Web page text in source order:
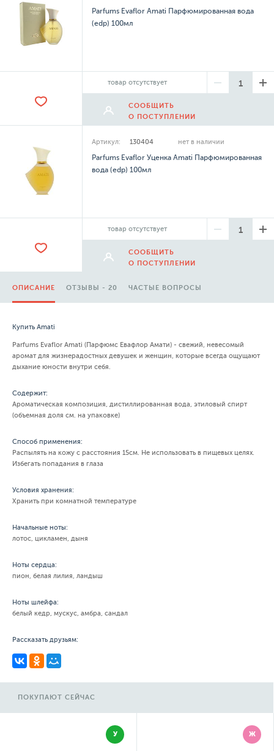
Parfums Evaflor Amati Парфюмированная вода
(edp) 100мл
товар отсутствует
СООБЩИТЬ
О ПОСТУПЛЕНИИ
Артикул: 130404 нет в наличии
Parfums Evaflor Уценка Amati Парфюмированная
вода (edp) 100мл
товар отсутствует
СООБЩИТЬ
О ПОСТУПЛЕНИИ
ОПИСАНИЕ ОТЗЫВЫ - 20 ЧАСТЫЕ ВОПРОСЫ
Купить Amati
Parfums Evaflor Amati (Парфюмс Евафлор Амати) - свежий, невесомый
аромат для жизнерадостных девушек и женщин, которые всегда ощущают
дыхание юности внутри себя.
Содержит:
Ароматическая композиция, дистиллированная вода, этиловый спирт
(объемная доля см. на упаковке)
Способ применения:
Распылять на кожу с расстояния 15см. Не использовать в пищевых целях.
Избегать попадания в глаза
Условия хранения:
Хранить при комнатной температуре
Начальные ноты:
лотос, цикламен, дыня
Ноты сердца:
пион, белая лилия, ландыш
Ноты шлейфа:
белый кедр, мускус, амбра, сандал
Рассказать друзьям:
ПОКУПАЮТ СЕЙЧАС
У Ж